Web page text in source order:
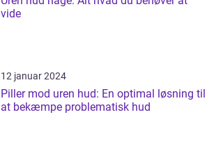
vide
12 januar 2024
Piller mod uren hud: En optimal løsning til
at bekæmpe problematisk hud